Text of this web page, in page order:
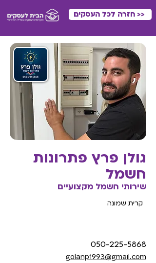
<< חזרה לכל העסקים
גולן פרץ פתרונות
חשמל
שירותי חשמל מקצועיים
קרית שמונה
050-225-5868
golanp1993@gmail.com